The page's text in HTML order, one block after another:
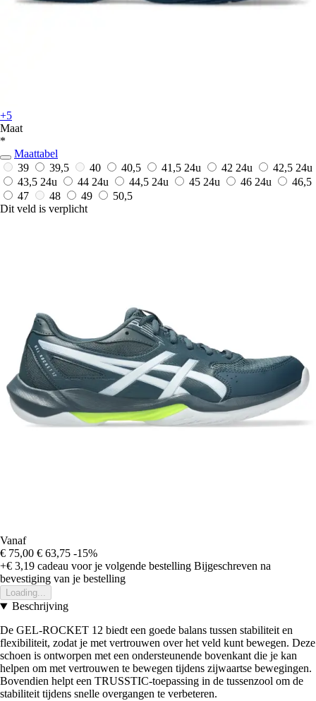
+5
Maat
*
Maattabel
39
39,5 40 40,5 41,5 24u 42 24u 42,5 24u
43,5 24u 44 24u 44,5 24u 45 24u 46 24u
46,5
47
48 49
50,5
Dit veld is verplicht
Vanaf
€ 75,00 € 63,75 -15%
+€ 3,19 cadeau voor je volgende bestelling Bijgeschreven na
bevestiging van je bestelling
Loading...
Beschrijving
De GEL-ROCKET 12 biedt een goede balans tussen stabiliteit en
flexibiliteit, zodat je met vertrouwen over het veld kunt bewegen. Deze
schoen is ontworpen met een ondersteunende bovenkant die je kan
helpen om met vertrouwen te bewegen tijdens zijwaartse bewegingen.
Bovendien helpt een TRUSSTIC-toepassing in de tussenzool om de
stabiliteit tijdens snelle overgangen te verbeteren.